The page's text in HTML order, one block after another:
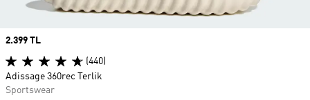
Price
2.399 TL
(440)
Adissage 360rec Terlik
Sportswear